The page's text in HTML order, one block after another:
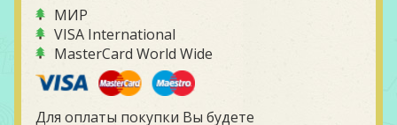
МИР
VISA International
MasterCard World Wide
Для оплаты покупки Вы будете